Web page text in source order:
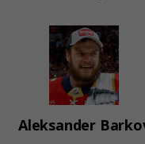
Aleksander